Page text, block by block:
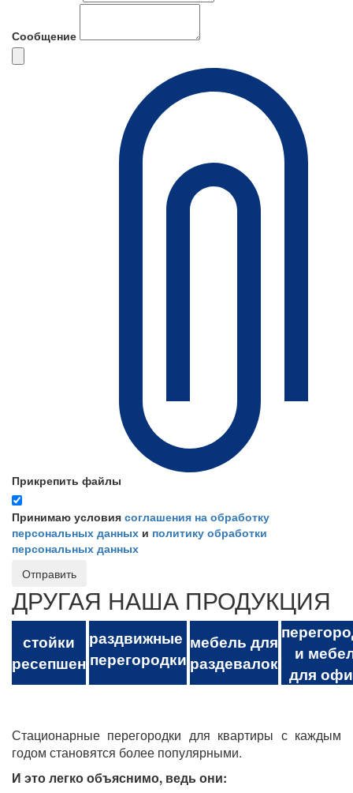
Сообщение
Прикрепить файлы
Принимаю условия соглашения на обработку
персональных данных и политику обработки
персональных данных
Отправить
ДРУГАЯ НАША ПРОДУКЦИЯ
стойки
ресепшен
раздвижные
перегородки
мебель для
раздевалок
и
для
Стационарные перегородки для квартиры с каждым
годом становятся более популярными.
И это легко объяснимо, ведь они: